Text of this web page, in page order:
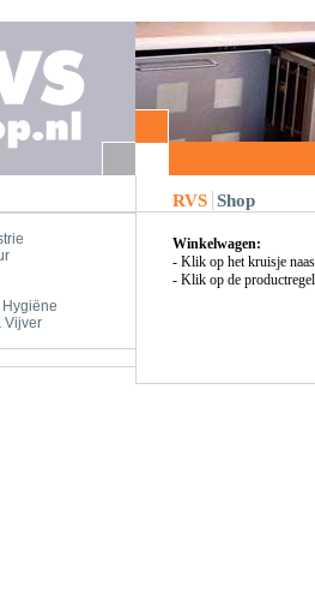
RVS Shop
Vijver
Winkelwagen:
- Klik op het kruisje
- Klik op de